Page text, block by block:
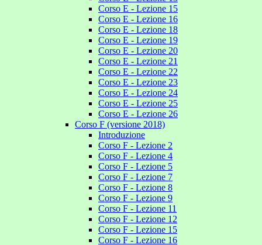
Corso E - Lezione 15
Corso E - Lezione 16
Corso E - Lezione 18
Corso E - Lezione 19
Corso E - Lezione 20
Corso E - Lezione 21
Corso E - Lezione 22
Corso E - Lezione 23
Corso E - Lezione 24
Corso E - Lezione 25
Corso E - Lezione 26
Corso F (versione 2018)
Introduzione
Corso F - Lezione 2
Corso F - Lezione 4
Corso F - Lezione 5
Corso F - Lezione 7
Corso F - Lezione 8
Corso F - Lezione 9
Corso F - Lezione 11
Corso F - Lezione 12
Corso F - Lezione 15
Corso F - Lezione 16